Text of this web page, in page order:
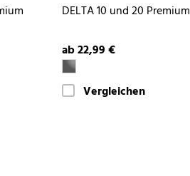
DELTA 10 und 20 Premium
ab 22,99 €
Vergleichen